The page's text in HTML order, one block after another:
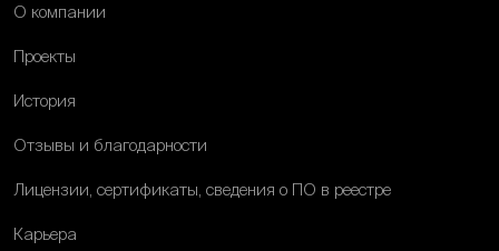
О компании
Проекты
История
Отзывы и благодарности
Лицензии, сертификаты, сведения о ПО в реестре
Карьера